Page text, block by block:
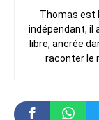
Thomas est
indépendant, il
libre, ancrée
raconter le